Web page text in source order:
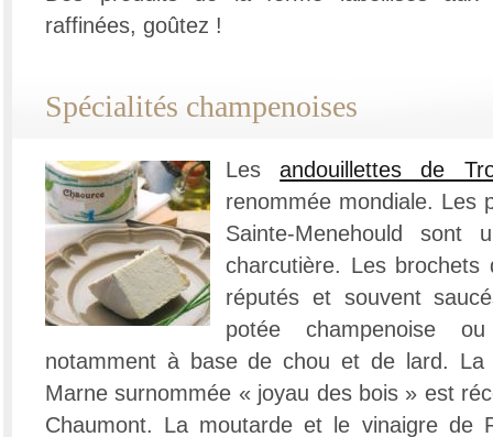
raffinées, goûtez !
Spécialités champenoises
Lesandouillettes de
renommée mondiale. Les
Sainte-Menehould sont
charcutière. Les brochets
réputés et souvent
potée champenoise
notamment à base de chou et de lard.
Marne surnommée « joyau des bois » est
Chaumont. La moutarde et le vinaigre de